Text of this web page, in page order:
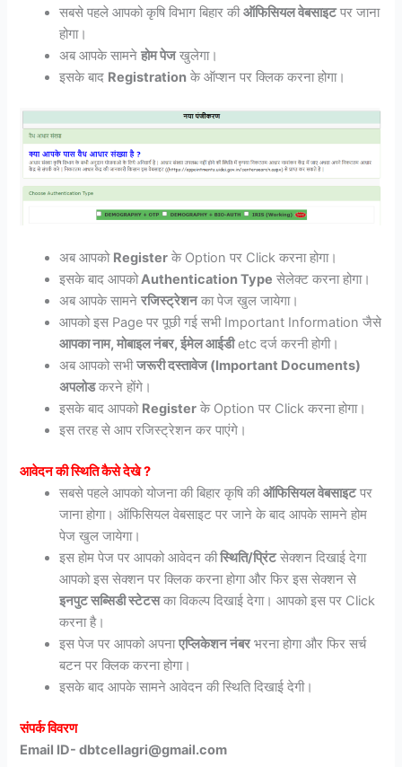
सबसे पहले आपको कृषि विभाग बिहार कीऑफिसियल वेबसाइटपर जाना
होगा।
अब आपके सामनेहोम पेजखुलेगा।
इसके बाद Registration के ऑप्शन पर क्लिक करना होगा।
अब आपको Register के Option पर Click करना होगा।
इसके बाद आपकोAuthentication Type सेलेक्ट करना होगा।
अब आपके सामनेरजिस्ट्रेशनका पेज खुल जायेगा।
आपको इस Page पर पूछी गई सभी Important Information जैसे
आपका नाम, मोबाइल नंबर, ईमेल आईडीetc दर्ज करनी होगी।
अब आपको सभीजरूरी दस्तावेज (Important Documents)
अपलोडकरने होंगे।
इसके बाद आपको Register के Option पर Click करना होगा।
इस तरह से आप रजिस्ट्रेशन कर पाएंगे।
आवेदनकीस्थितिकैसेदेखे ?
सबसे पहले आपको योजना की बिहार कृषि कीऑफिसियल वेबसाइटपर
जाना होगा। ऑफिसियल वेबसाइट पर जाने के बाद आपके सामने होम
पेज खुल जायेगा।
इस होम पेज पर आपको आवेदन कीस्थिति/प्रिंटसेक्शन दिखाई देगा
आपको इस सेक्शन पर क्लिक करना होगा और फिर इस सेक्शन से
इनपुट सब्सिडी स्टेटसका विकल्प दिखाई देगा। आपको इस पर Click
करना है।
इस पेज पर आपको अपनाएप्लिकेशन नंबरभरना होगा और फिर सर्च
बटन पर क्लिक करना होगा।
इसके बाद आपके सामने आवेदन की स्थिति दिखाई देगी।
संपर्क विवरण
Email ID- dbtcellagri@gmail.com